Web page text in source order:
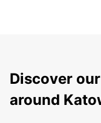
Discover
around